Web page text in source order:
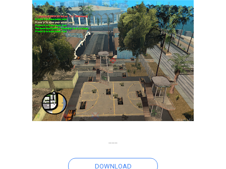
......
DOWNLOAD